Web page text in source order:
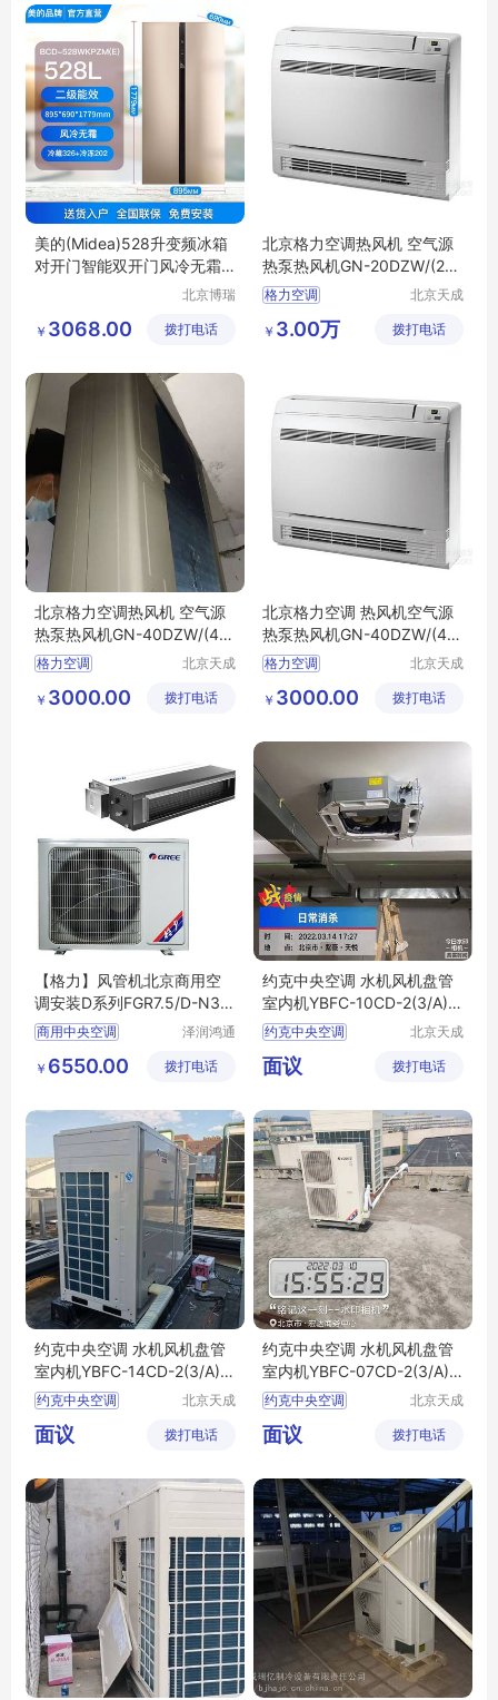
美的(Midea)528升变频冰箱
对开门智能双开门风冷无霜B
CD-528WKPZM(E)【BCD-5
北京博瑞
工程有限
￥ 3068.00 拨打电话
北京格力空调热风机 空气源
热泵热风机GN-20DZW/(20
449)FNhAc-B1(含管)定金
格力空调
北京天成
设备有限
￥ 3.00万 拨打电话
北京格力空调热风机 空气源
热泵热风机GN-40DZW/(40
449)FNhAc-B1(含管) 定金
格力空调
北京天成
设备有限
￥ 3000.00 拨打电话
北京格力空调 热风机空气源
热泵热风机GN-40DZW/(40
449)FNhAb-B1(含管)定金
格力空调
北京天成
设备有限
￥ 3000.00 拨打电话
【格力】风管机北京商用空
调安装D系列FGR7.5/D-N3 F
GR10/D1Na-N3FGR12/D1N
a-N3
商用中央空调
N3 FGR10 D1Na
泽润鸿通
商贸有限
￥ 6550.00 拨打电话
约克中央空调 水机风机盘管
室内机YBFC-10CD-2(3/A)-
S(H/U)
约克中央空调
水机风盘
北京天成
设备有限
面议 拨打电话
约克中央空调 水机风机盘管
室内机YBFC-14CD-2(3/A)-
S(H/U)
约克中央空调
水机风盘
北京天成
设备有限
面议 拨打电话
约克中央空调 水机风机盘管
室内机YBFC-07CD-2(3/A)-
S(H/U)
约克中央空调
水机风盘
北京天成
设备有限
面议 拨打电话